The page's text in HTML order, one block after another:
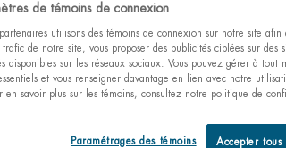
de témoins de connexion
utilisons des témoins de connexion sur notre site afin
trafic de notre site, vous proposer des publicités ciblées sur des
disponibles sur les réseaux sociaux. Vous pouvez gérer à tout
et vous renseigner davantage en lien avec notre
en savoir plus sur les témoins, consultez notre politique de
Accepter tous
Paramétrages des témoins